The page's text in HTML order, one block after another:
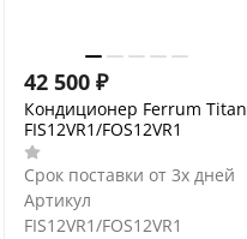
42 500 ₽
Кондиционер Ferrum Titan
FIS12VR1/FOS12VR1
Срок поставки от 3х дней
Артикул
FIS12VR1/FOS12VR1